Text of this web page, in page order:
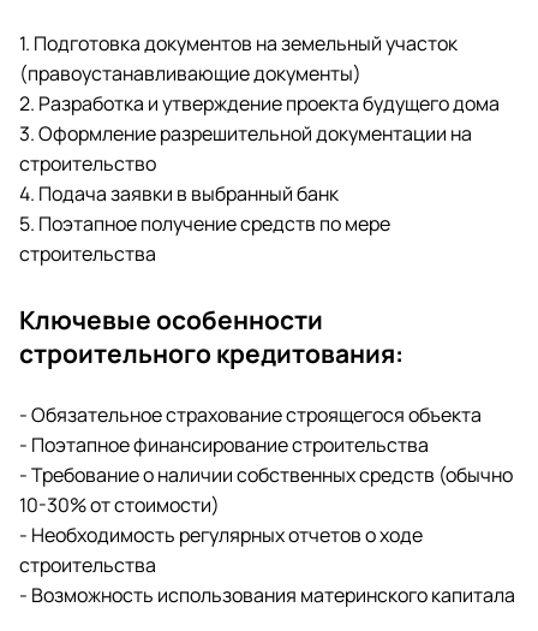
1. Подготовка документов на земельный участок
(правоустанавливающие документы)
2. Разработка и утверждение проекта будущего дома
3. Оформление разрешительной документации на
строительство
4. Подача заявки в выбранный банк
5. Поэтапное получение средств по мере
строительства
Ключевые особенности
строительного кредитования:
- Обязательное страхование строящегося объекта
- Поэтапное финансирование строительства
- Требование о наличии собственных средств (обычно
10-30% от стоимости)
- Необходимость регулярных отчетов о ходе
строительства
- Возможность использования материнского капитала